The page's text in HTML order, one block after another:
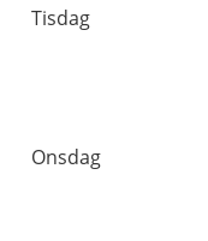
Tisdag
Onsdag